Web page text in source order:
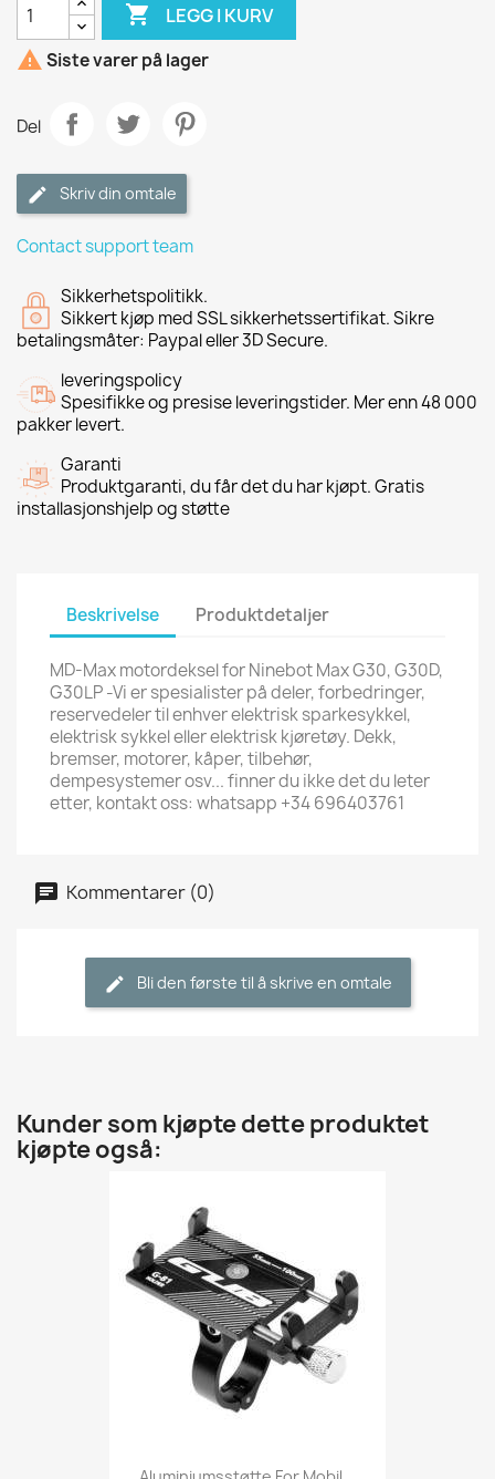
 LEGG I KURV
 Siste varer på lager
Del
Skriv din omtale
Contact support team
Sikkerhetspolitikk.
Sikkert kjøp med SSL sikkerhetssertifikat. Sikre
betalingsmåter: Paypal eller 3D Secure.
leveringspolicy
Spesifikke og presise leveringstider. Mer enn 48 000
pakker levert.
Garanti
Produktgaranti, du får det du har kjøpt. Gratis
installasjonshjelp og støtte
Beskrivelse Produktdetaljer
MD-Max motordeksel for Ninebot Max G30, G30D,
G30LP -Vi er spesialister på deler, forbedringer,
reservedeler til enhver elektrisk sparkesykkel,
elektrisk sykkel eller elektrisk kjøretøy. Dekk,
bremser, motorer, kåper, tilbehør,
dempesystemer osv... finner du ikke det du leter
etter, kontakt oss: whatsapp +34 696403761
Kommentarer (0)
Bli den første til å skrive en omtale
Kunder som kjøpte dette produktet
kjøpte også: